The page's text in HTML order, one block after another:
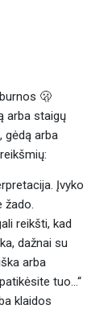
🫢
arba staigų
gėdą arba
Įvyko
žado.
reikšti, kad
dažnai su
arba
tuo...“
klaidos